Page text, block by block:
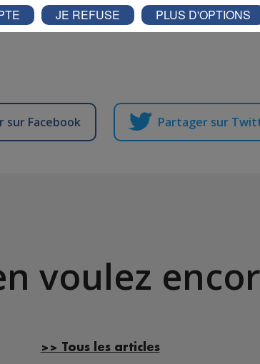
sur Facebook Partager sur
voulez
>> Tous les articles
JE REFUSE PLUS D'OPTIONS